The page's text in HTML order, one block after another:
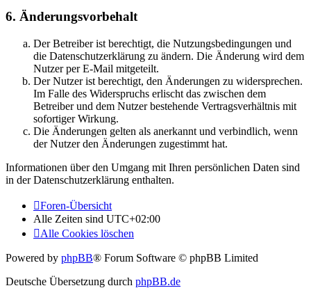
6. Änderungsvorbehalt
Der Betreiber ist berechtigt, die Nutzungsbedingungen und
die Datenschutzerklärung zu ändern. Die Änderung wird dem
Nutzer per E-Mail mitgeteilt.
Der Nutzer ist berechtigt, den Änderungen zu widersprechen.
Im Falle des Widerspruchs erlischt das zwischen dem
Betreiber und dem Nutzer bestehende Vertragsverhältnis mit
sofortiger Wirkung.
Die Änderungen gelten als anerkannt und verbindlich, wenn
der Nutzer den Änderungen zugestimmt hat.
Informationen über den Umgang mit Ihren persönlichen Daten sind
in der Datenschutzerklärung enthalten.
Foren-Übersicht
Alle Zeiten sind UTC+02:00
Alle Cookies löschen
Powered by phpBB® Forum Software © phpBB Limited
Deutsche Übersetzung durch phpBB.de